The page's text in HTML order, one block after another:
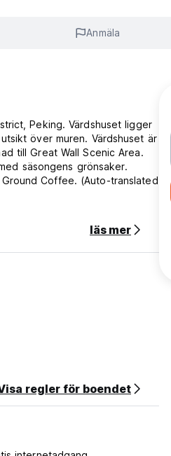
Anmäla
Peking. Värdshuset ligger
över muren. Värdshuset är
till Great Wall Scenic Area.
säsongens grönsaker.
Coffee. (Auto-translated
läs mer
regler för boendet